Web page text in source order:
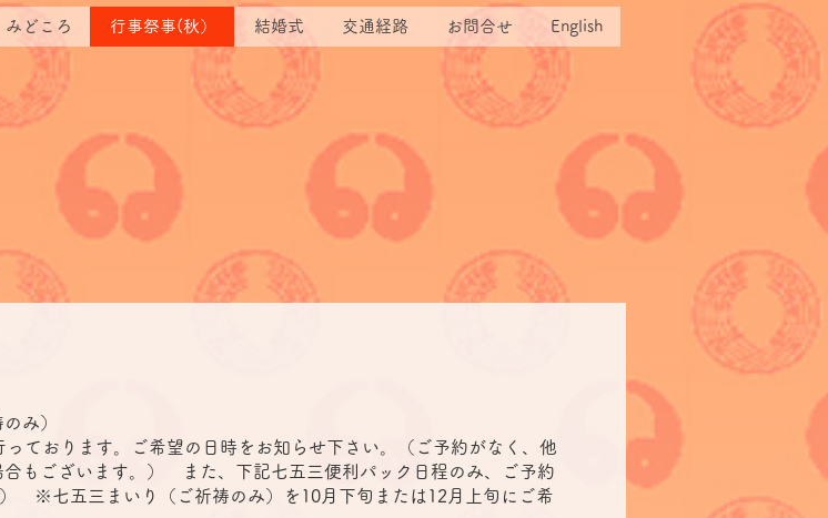
みどころ 行事祭事(秋） 結婚式 交通経路 お問合せ English
み）
ております。ご希望の日時をお知らせ下さい。（ご予約がなく、他
もございます。） また、下記七五三便利パック日程のみ、ご予約
※七五三まいり（ご祈祷のみ）を10月下旬または12月上旬にご希